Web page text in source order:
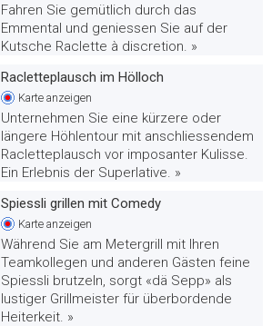
Fahren Sie gemütlich durch das
Emmental und geniessen Sie auf der
Kutsche Raclette à discretion. »
Racletteplausch im Hölloch
Karte anzeigen
Unternehmen Sie eine kürzere oder
längere Höhlentour mit anschliessendem
Racletteplausch vor imposanter Kulisse.
Ein Erlebnis der Superlative. »
Spiessli grillen mit Comedy
Karte anzeigen
Während Sie am Metergrill mit Ihren
Teamkollegen und anderen Gästen feine
Spiessli brutzeln, sorgt «dä Sepp» als
lustiger Grillmeister für überbordende
Heiterkeit. »